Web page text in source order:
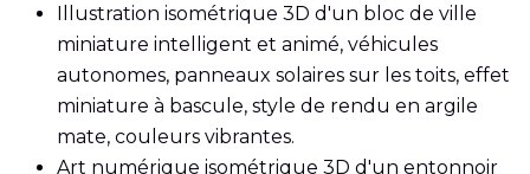
Illustration isométrique 3D d'un bloc de ville
miniature intelligent et animé, véhicules
autonomes, panneaux solaires sur les toits, effet
miniature à bascule, style de rendu en argile
mate, couleurs vibrantes.
Art numérique isométrique 3D d'un entonnoir